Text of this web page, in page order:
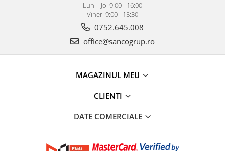
Luni - Joi 9:00 - 16:00
Vineri 9:00 - 15:30
0752.645.008
office@sancogrup.ro
MAGAZINUL MEU
CLIENTI
DATE COMERCIALE